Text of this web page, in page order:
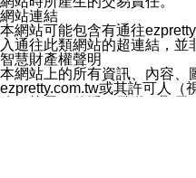
❗️關閉「接收通知型訊息」
網站連結
本網站可能包含有通往
入通往此類網站的超連結，並
智慧財產權聲明
本網站上的所有資訊、內容、
ezpretty.com.tw或其許可人（